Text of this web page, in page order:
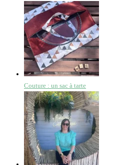
Couture : un sac à tarte